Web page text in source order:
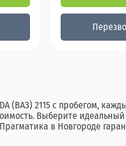
(ВАЗ) 2115 с пробегом,
Выберите
в Новгороде